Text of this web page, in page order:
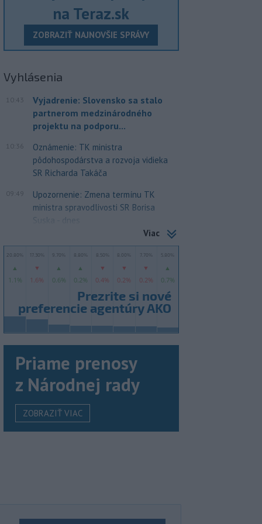
na Teraz.sk
ZOBRAZIŤ NAJNOVŠIE SPRÁVY
Vyhlásenia
10:43
Vyjadrenie: Slovensko sa stalo
partnerom medzinárodného
projektu na podporu...
10:36
Oznámenie: TK ministra
pôdohospodárstva a rozvoja vidieka
SR Richarda Takáča
09:49
Upozornenie: Zmena termínu TK
ministra spravodlivosti SR Borisa
Suska - dnes
Viac
Priame prenosy
z Národnej rady
ZOBRAZIŤ VIAC